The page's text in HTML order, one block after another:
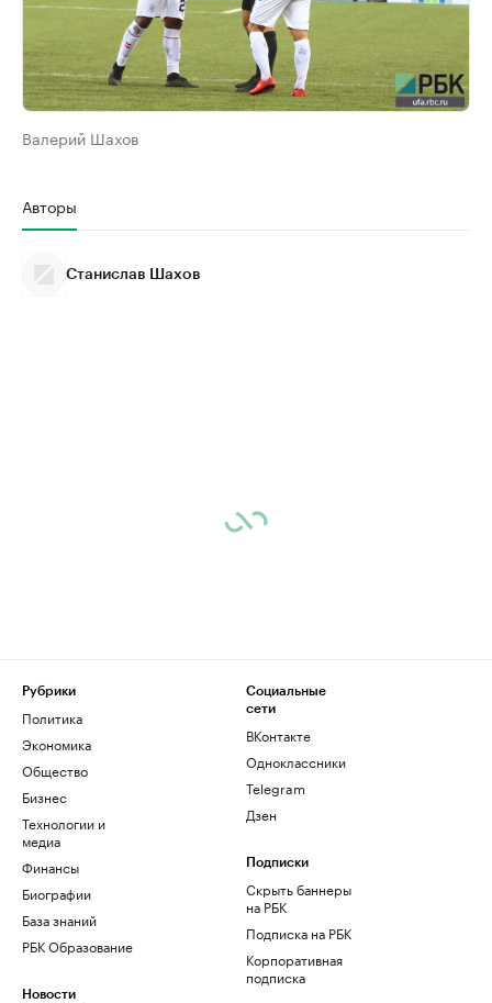
Валерий Шахов
Авторы
Станислав Шахов
Рубрики
Политика
Экономика
Общество
Бизнес
Технологии и
медиа
Финансы
Биографии
База знаний
РБК Образование
Новости
Социальные
сети
ВКонтакте
Одноклассники
Telegram
Дзен
Подписки
Скрыть баннеры
на РБК
Подписка на РБК
Корпоративная
подписка